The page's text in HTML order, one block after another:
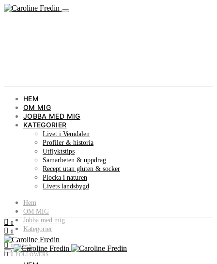
HEM
OM MIG
JOBBA MED MIG
KATEGORIER
Livet i Vemdalen
Profiler & historia
Utflyktstips
Samarbeten & uppdrag
Recept utan gluten & socker
Plocka i naturen
Livets landsbygd
Hem
OM MIG
Jobba med mig
Kategorier
0 LIKES
0 FOLLOWERS
0
0